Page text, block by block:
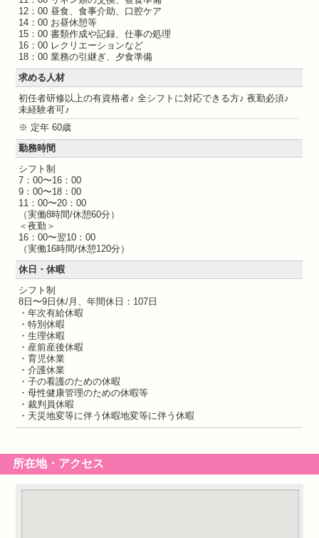
12：00 昼食、食事介助、口腔ケア
14：00 お昼休憩等
15：00 書類作成や記録、仕事の処理
16：00 レクリエーションなど
18：00 業務の引継ぎ、夕食準備
求める人材
初任者研修以上の有資格者♪ 全シフトに対応できる方♪ 夜勤必須♪
未経験者可♪
※ 定年 60歳
勤務時間
シフト制
7：00〜16：00
9：00〜18：00
11：00〜20：00
（実働8時間/休憩60分）
＜夜勤＞
16：00〜翌10：00
（実働16時間/休憩120分）
休日・休暇
シフト制
8日〜9日休/月、年間休日：107日
・年次有給休暇
・特別休暇
・生理休暇
・産前産後休暇
・育児休業
・介護休業
・子の看護のための休暇
・母性健康管理のための休暇等
・裁判員休暇
・天災地変等に伴う休暇地変等に伴う休暇
所在地・アクセス